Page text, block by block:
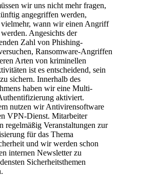
wir uns nicht mehr fragen,
angegriffen werden,
vielmehr, wann wir einen Angriff
Angesichts der
Zahl von Phishing-
Ransomware-Angriffen
Arten von kriminellen
ist es entscheidend, sein
sichern. Innerhalb des
haben wir eine Multi-
aktiviert.
nutzen wir Antivirensoftware
VPN-Dienst. Mitarbeiter
regelmäßig Veranstaltungen zur
für das Thema
und wir werden schon
internen Newsletter zu
Sicherheitsthemen